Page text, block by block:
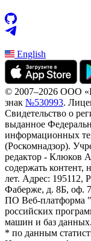
English
© 2007–2026 ООО
знак №530993.
Свидетельство о
выданное
информационных
(Роскомнадзор).
редактор - Клюков
содержать контент,
лет. Адрес: 195112,
Фаберже, д. 8Б, оф.
ПО Веб-платформа
российских
машин и баз данных.
* по данным